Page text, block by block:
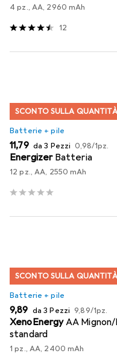
4 pz., AA, 2960 mAh
12
SCONTO SULLA QUANTITÀ
Batterie + pile
EUR
11,79 da 3 Pezzi EUR
0,98/1pz.
Energizer Batteria
12 pz., AA, 2550 mAh
SCONTO SULLA QUANTITÀ
Batterie + pile
EUR
9,89 da 3 Pezzi EUR
9,89/1pz.
XenoEnergyAA
standard
1 pz., AA, 2400 mAh